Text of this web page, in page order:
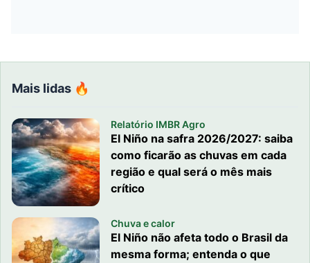
Mais lidas 🔥
Relatório IMBR Agro
El Niño na safra 2026/2027: saiba
como ficarão as chuvas em cada
região e qual será o mês mais
crítico
Chuva e calor
El Niño não afeta todo o Brasil da
mesma forma; entenda o que